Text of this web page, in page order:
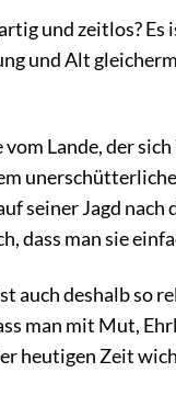
und zeitlos?
und Alt
Lande, der
seiner Jagd
dass man sie
auch deshalb
man mit Mut,
heutigen Zeit